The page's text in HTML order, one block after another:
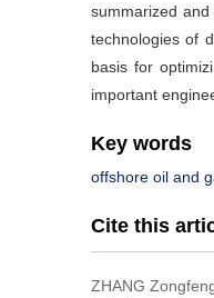
summarized
technologies of
basis for
important
Key words
offshore oil and
Cite this
ZHANG